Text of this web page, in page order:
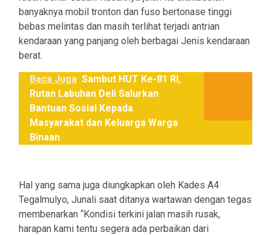
banyaknya mobil tronton dan fuso bertonase tinggi
bebas melintas dan masih terlihat terjadi antrian
kendaraan yang panjang oleh berbagai Jenis kendaraan
berat.
Baca Juga Sambut HUT Ke-81 RI,
Rutan Labuhan Deli Salurkan
Bantuan Sosial Kepada
Masyarakat dan Keluarga Warga
Binaan
Hal yang sama juga diungkapkan oleh Kades A4
Tegalmulyo, Junali saat ditanya wartawan dengan tegas
membenarkan “Kondisi terkini jalan masih rusak,
harapan kami tentu segera ada perbaikan dari